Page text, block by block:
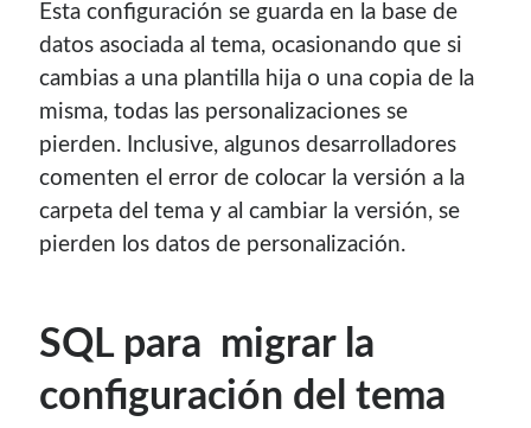
Descuentos
Esta configuración se guarda en la base de
datos asociada al tema, ocasionando que si
cambias a una plantilla hija o una copia de la
misma, todas las personalizaciones se
pierden. Inclusive, algunos desarrolladores
comenten el error de colocar la versión a la
carpeta del tema y al cambiar la versión, se
pierden los datos de personalización.
SQL para migrar la
configuración del tema